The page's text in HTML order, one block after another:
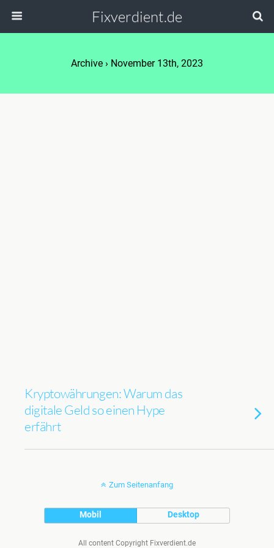
Fixverdient.de
Archive › November 13th, 2023
Kryptowährungen: Warum das
digitale Geld so einen Hype
erfährt
Zum Seitenanfang
Mobil Desktop
All content Copyright Fixverdient.de